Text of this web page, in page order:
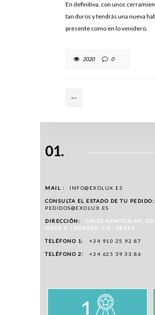
En definitiva, con unos
tan duros y tendrás una nueva
presente como en lo venidero.
2020 0
01.
MAIL : INFO@EXOLUX.ES
CONSULTA EL ESTADO DE TU PEDIDO:
PEDIDOS@EXOLUX.ES
DIRECCIÓN:
CALLE NEWTON N1,
NAVE 6, LEGANÉS. C.P.: 28914
TELÉFONO 1: +34 910 25 92 87
TELÉFONO 2: +34 625 39 33 86
1